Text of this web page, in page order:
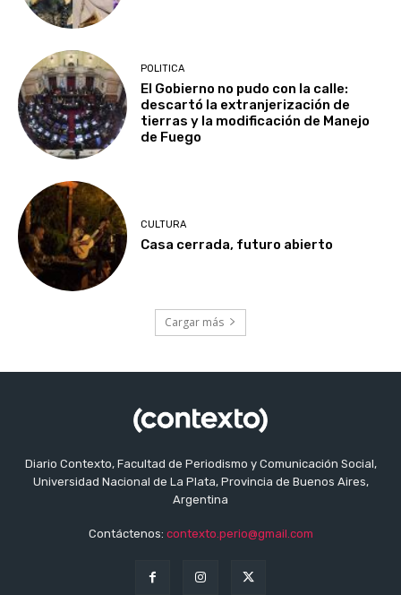
POLITICA
El Gobierno no pudo con la calle:
descartó la extranjerización de
tierras y la modificación de Manejo
de Fuego
CULTURA
Casa cerrada, futuro abierto
Cargar más
Diario Contexto, Facultad de Periodismo y Comunicación Social,
Universidad Nacional de La Plata, Provincia de Buenos Aires,
Argentina
Contáctenos: contexto.perio@gmail.com